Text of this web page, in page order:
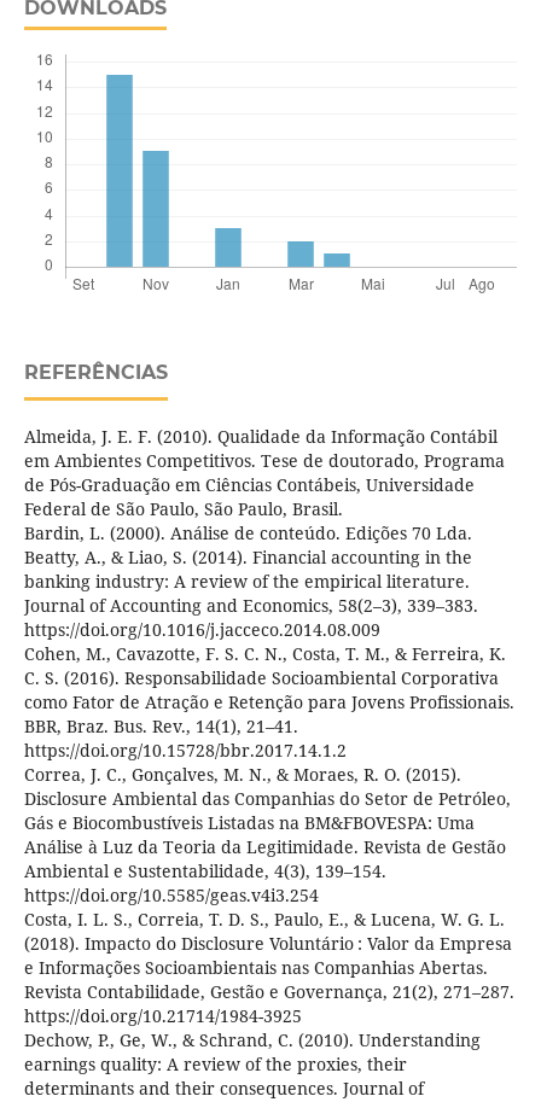
DOWNLOADS
REFERÊNCIAS
Almeida, J. E. F. (2010). Qualidade da Informação Contábil
em Ambientes Competitivos. Tese de doutorado, Programa
de Pós-Graduação em Ciências Contábeis, Universidade
Federal de São Paulo, São Paulo, Brasil.
Bardin, L. (2000). Análise de conteúdo. Edições 70 Lda.
Beatty, A., & Liao, S. (2014). Financial accounting in the
banking industry: A review of the empirical literature.
Journal of Accounting and Economics, 58(2–3), 339–383.
https://doi.org/10.1016/j.jacceco.2014.08.009
Cohen, M., Cavazotte, F. S. C. N., Costa, T. M., & Ferreira, K.
C. S. (2016). Responsabilidade Socioambiental Corporativa
como Fator de Atração e Retenção para Jovens Profissionais.
BBR, Braz. Bus. Rev., 14(1), 21–41.
https://doi.org/10.15728/bbr.2017.14.1.2
Correa, J. C., Gonçalves, M. N., & Moraes, R. O. (2015).
Disclosure Ambiental das Companhias do Setor de Petróleo,
Gás e Biocombustíveis Listadas na BM&FBOVESPA: Uma
Análise à Luz da Teoria da Legitimidade. Revista de Gestão
Ambiental e Sustentabilidade, 4(3), 139–154.
https://doi.org/10.5585/geas.v4i3.254
Costa, I. L. S., Correia, T. D. S., Paulo, E., & Lucena, W. G. L.
(2018). Impacto do Disclosure Voluntário : Valor da Empresa
e Informações Socioambientais nas Companhias Abertas.
Revista Contabilidade, Gestão e Governança, 21(2), 271–287.
https://doi.org/10.21714/1984-3925
Dechow, P., Ge, W., & Schrand, C. (2010). Understanding
earnings quality: A review of the proxies, their
determinants and their consequences. Journal of